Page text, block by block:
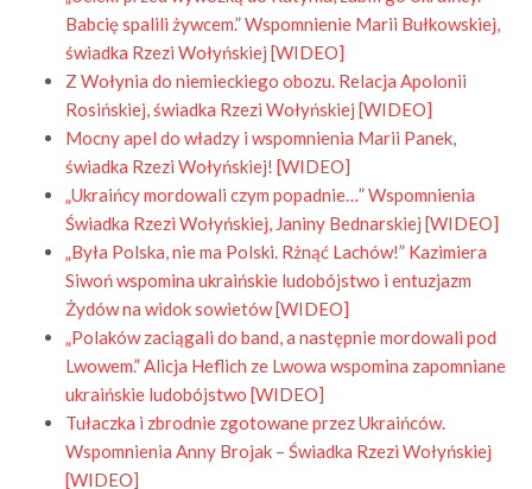
Babcię spalili żywcem.” Wspomnienie Marii Bułkowskiej,
świadka Rzezi Wołyńskiej [WIDEO]
Z Wołynia do niemieckiego obozu. Relacja Apolonii
Rosińskiej, świadka Rzezi Wołyńskiej [WIDEO]
Mocny apel do władzy i wspomnienia Marii Panek,
świadka Rzezi Wołyńskiej! [WIDEO]
„Ukraińcy mordowali czym popadnie…” Wspomnienia
Świadka Rzezi Wołyńskiej, Janiny Bednarskiej [WIDEO]
„Była Polska, nie ma Polski. Rżnąć Lachów!” Kazimiera
Siwoń wspomina ukraińskie ludobójstwo i entuzjazm
Żydów na widok sowietów [WIDEO]
„Polaków zaciągali do band, a następnie mordowali pod
Lwowem.” Alicja Heflich ze Lwowa wspomina zapomniane
ukraińskie ludobójstwo [WIDEO]
Tułaczka i zbrodnie zgotowane przez Ukraińców.
Wspomnienia Anny Brojak – Świadka Rzezi Wołyńskiej
[WIDEO]